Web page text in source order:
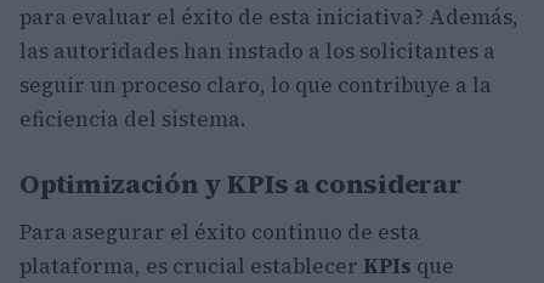
para evaluar el éxito de esta iniciativa? Además,
las autoridades han instado a los solicitantes a
seguir un proceso claro, lo que contribuye a la
eficiencia del sistema.
Optimización y KPIs a considerar
Para asegurar el éxito continuo de esta
plataforma, es crucial establecer KPIs que